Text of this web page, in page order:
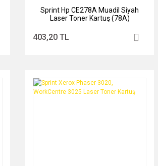
Sprint Hp CE278A Muadil Siyah
Laser Toner Kartuş (78A)
403,20 TL